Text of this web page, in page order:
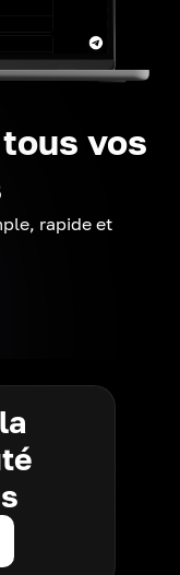
vos
rapide et